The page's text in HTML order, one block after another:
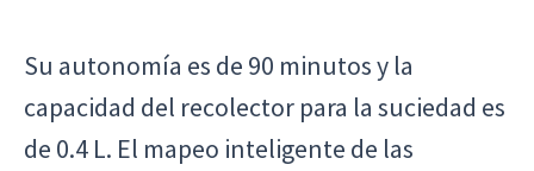
Su autonomía es de 90 minutos y la
capacidad del recolector para la suciedad es
de 0.4 L. El mapeo inteligente de las